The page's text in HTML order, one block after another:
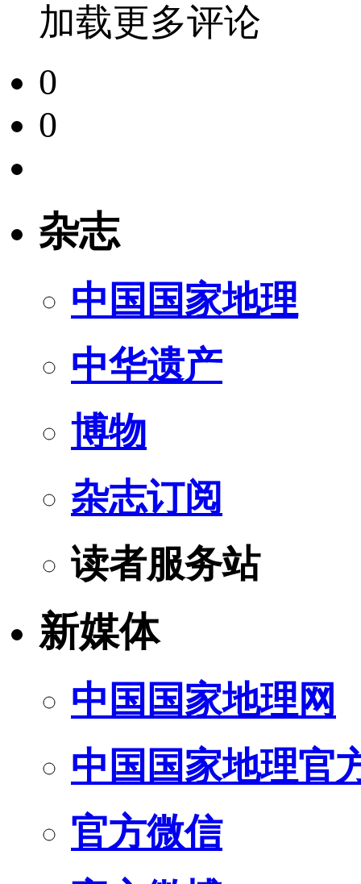
加载更多评论
0
0
杂志
中国国家地理
中华遗产
博物
杂志订阅
读者服务站
新媒体
中国国家地理网
中国国家地理官
官方微信